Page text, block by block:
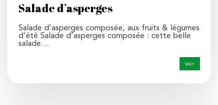
Salade d’asperges
Salade d’asperges composée, aux fruits & légumes
d’été Salade d’asperges composée : cette belle
salade…
Voir